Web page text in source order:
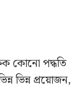
কোনো পদ্ধতি
ভিন্ন প্রয়োজন,